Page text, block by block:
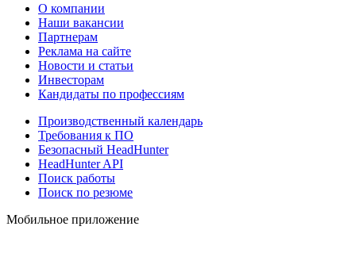
О компании
Наши вакансии
Партнерам
Реклама на сайте
Новости и статьи
Инвесторам
Кандидаты по профессиям
Производственный календарь
Требования к ПО
Безопасный HeadHunter
HeadHunter API
Поиск работы
Поиск по резюме
Мобильное приложение